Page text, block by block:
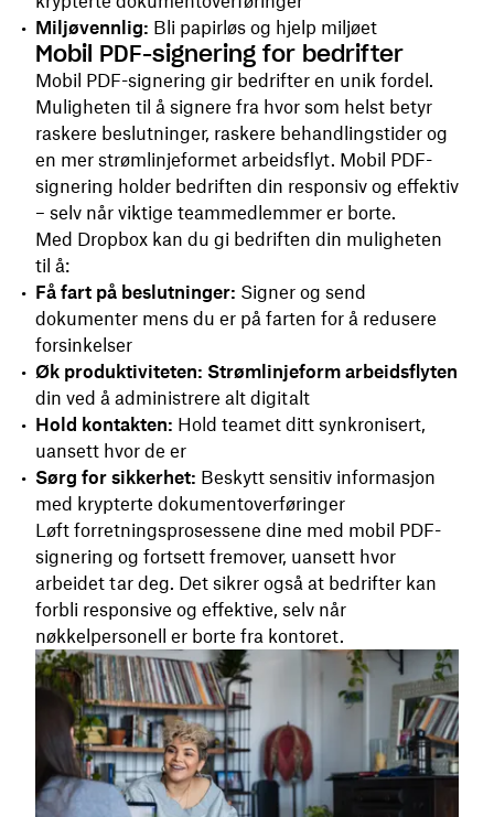
Miljøvennlig: Bli papirløs og hjelp miljøet
Mobil PDF-signering for bedrifter
Mobil PDF-signering gir bedrifter en unik fordel.
Muligheten til å signere fra hvor som helst betyr
raskere beslutninger, raskere behandlingstider og
en mer strømlinjeformet arbeidsflyt. Mobil PDF-
signering holder bedriften din responsiv og effektiv
– selv når viktige teammedlemmer er borte.
Med Dropbox kan du gi bedriften din muligheten
til å:
Få fart på beslutninger: Signer og send
dokumenter mens du er på farten for å redusere
forsinkelser
Øk produktiviteten: Strømlinjeform arbeidsflyten
din ved å administrere alt digitalt
Hold kontakten: Hold teamet ditt synkronisert,
uansett hvor de er
Sørg for sikkerhet: Beskytt sensitiv informasjon
med krypterte dokumentoverføringer
Løft forretningsprosessene dine med mobil PDF-
signering og fortsett fremover, uansett hvor
arbeidet tar deg. Det sikrer også at bedrifter kan
forbli responsive og effektive, selv når
nøkkelpersonell er borte fra kontoret.